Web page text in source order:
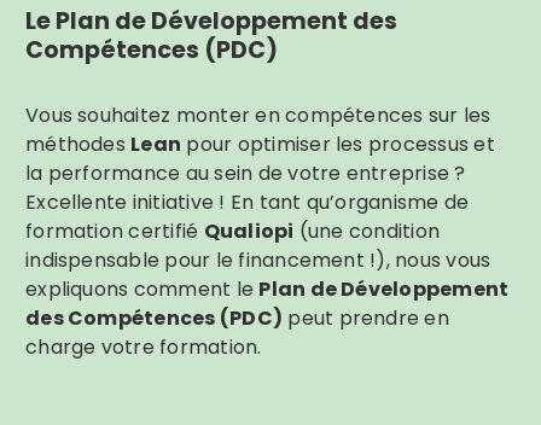
Le Plan de Développement des
Compétences (PDC)
Vous souhaitez monter en compétences sur les
méthodes Lean pour optimiser les processus et
la performance au sein de votre entreprise ?
Excellente initiative ! En tant qu’organisme de
formation certifié Qualiopi (une condition
indispensable pour le financement !), nous vous
expliquons comment le Plan de Développement
des Compétences (PDC) peut prendre en
charge votre formation.
Search
for: